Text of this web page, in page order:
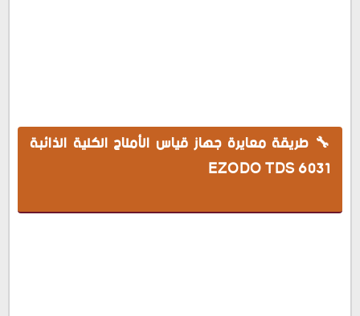
⚙️ خطوات معايرة جهاز EZODO 6031
💡 نصائح لضمان دقة القياس
✅ الخلاصة
🔧 طريقة معايرة جهاز قياس الأملاح الكلية الذائبة
EZODO TDS 6031